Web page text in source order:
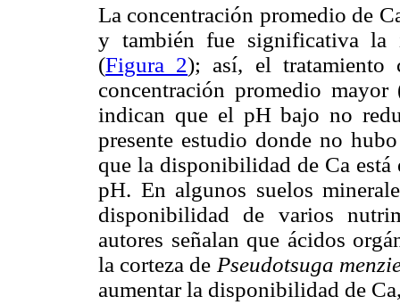
La concentración promedio de
y también fue significativa la
(Figura 2); así, el
concentración promedio mayor
indican que el pH bajo no
presente estudio donde no
que la disponibilidad de Ca
pH. En algunos suelos
disponibilidad de varios
autores señalan que ácidos
la corteza de Pseudotsuga
aumentar la disponibilidad de